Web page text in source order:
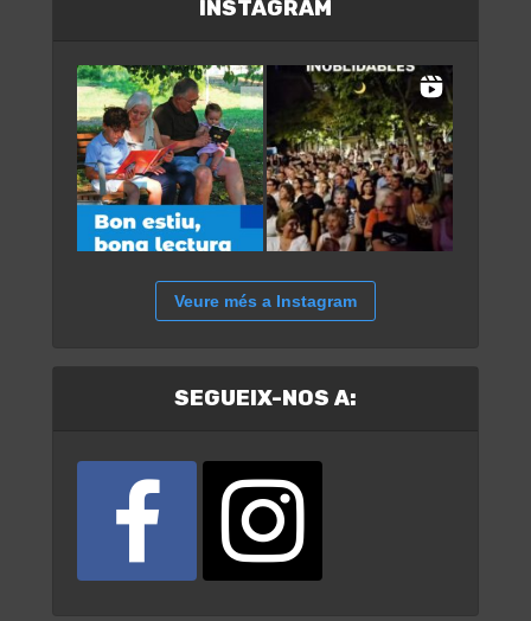
INSTAGRAM
Veure més a Instagram
SEGUEIX-NOS A: